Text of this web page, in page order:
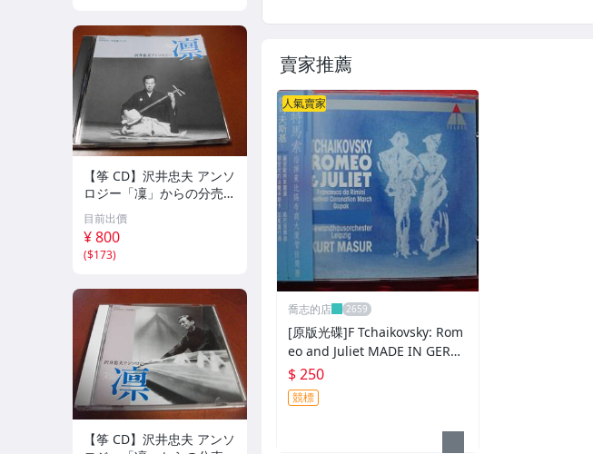
賣家推薦
人氣賣家
喬志的店
[原版光碟]F Tchaikovsky: Rom
eo and Juliet MADE IN GERM
ANY
$ 250
競標
【筝 CD】沢井忠夫 アンソ
ロジー「凜」からの分売
沢井忠夫作品集 ライブ 風
衣、水の声、枯野砧、五節
の舞、ファンタジア (限
定）
目前出價
¥ 800
($173)
【筝 CD】沢井忠夫 アンソ